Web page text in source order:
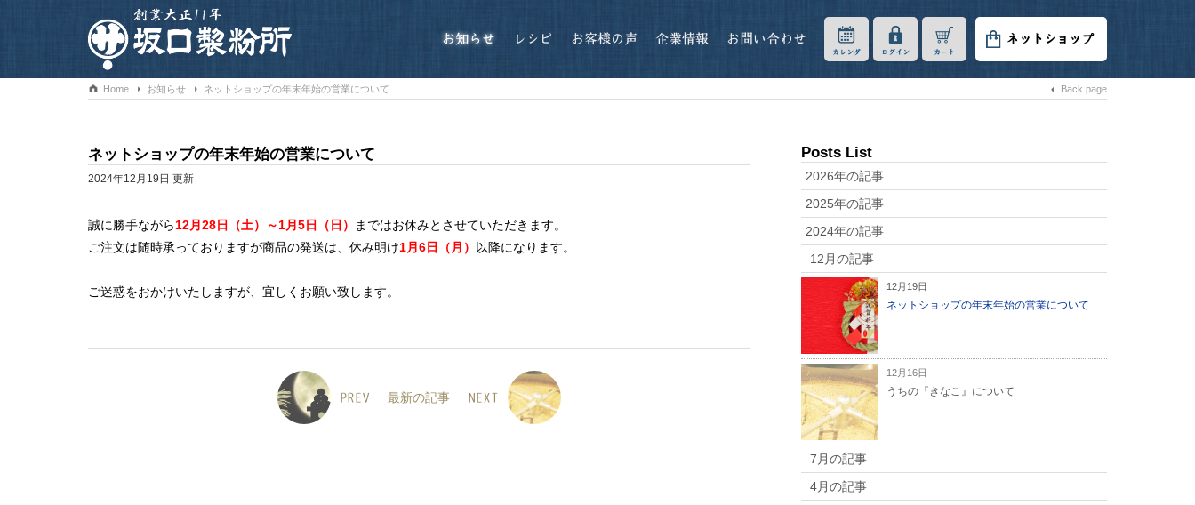
ネットショップ
カート
ログイン
カレンダ
お問い合わせ
企業情報
お客様の声
レシピ
お知らせ
Home お知らせ Back page
ネットショップの年末年始の営業について
ネットショップの年末年始の営業について
2024年12月19日 更新
誠に勝手ながら12月28日（土）～1月5日（日）
まではお休みとさせていただきます。
ご注文は随時承っておりますが商品の発送は、休み明け1月6日（月） 以降になります。
ご迷惑をおかけいたしますが、宜しくお願い致します。
PREV 最新の記事 NEXT
Posts List
2026年の記事
2025年の記事
2024年の記事
12月の記事
12月19日
ネットショップの年末年始の営業について
12月16日
うちの『きなこ』について
7月の記事
4月の記事